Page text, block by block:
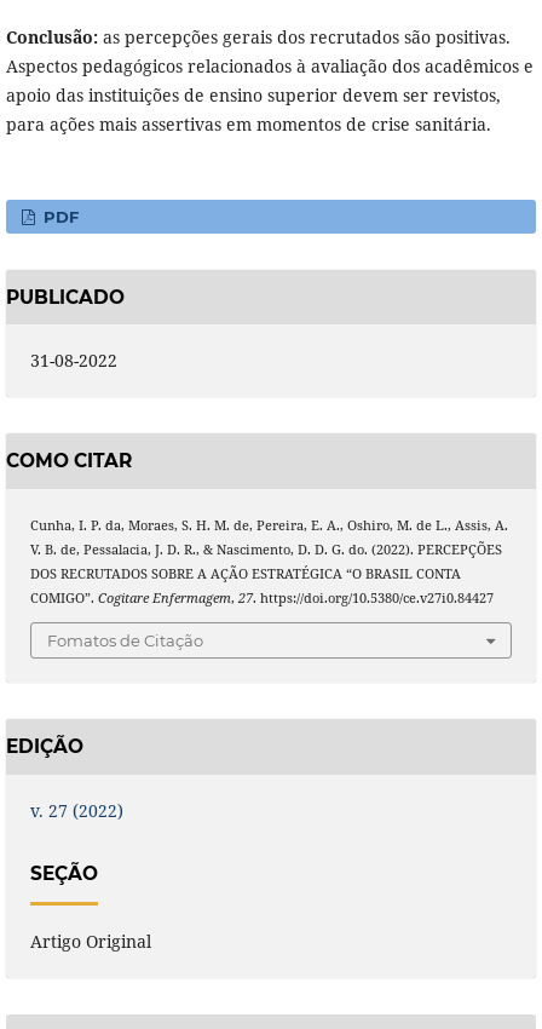
Conclusão:as percepções gerais dos recrutados são positivas.
Aspectos pedagógicos relacionados à avaliação dos acadêmicos e
apoio das instituições de ensino superior devem ser revistos,
para ações mais assertivas em momentos de crise sanitária.
PDF
PUBLICADO
31-08-2022
COMO CITAR
Cunha, I. P. da, Moraes, S. H. M. de, Pereira, E. A., Oshiro, M. de L., Assis, A.
V. B. de, Pessalacia, J. D. R., & Nascimento, D. D. G. do. (2022). PERCEPÇÕES
DOS RECRUTADOS SOBRE A AÇÃO ESTRATÉGICA “O BRASIL CONTA
COMIGO”. Cogitare Enfermagem, 27. https://doi.org/10.5380/ce.v27i0.84427
Fomatos de Citação
EDIÇÃO
v. 27 (2022)
SEÇÃO
Artigo Original